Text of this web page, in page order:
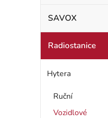
r
a
g
r
SAVOX
Radiostanice
Hytera
Ruční
Vozidlové